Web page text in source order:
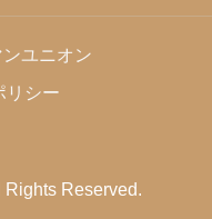
ンユニオン
リシー
Rights Reserved.